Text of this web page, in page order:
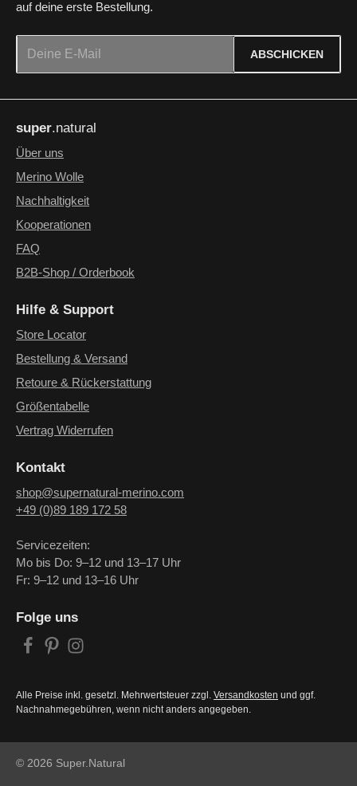
auf deine erste Bestellung.
ABSCHICKEN
genommen und die
einverstanden.
Die mit einem Stern (*) markierten Felder sind Pflichtfelder.
Folge uns
Alle Preise inkl. gesetzl. Mehrwertsteuer zzgl. Versandkosten und ggf.
Nachnahmegebühren, wenn nicht anders angegeben.
super.natural
Über uns
Merino Wolle
Nachhaltigkeit
Kooperationen
FAQ
B2B-Shop / Orderbook
Hilfe & Support
Store Locator
Bestellung & Versand
Retoure & Rückerstattung
Größentabelle
Vertrag Widerrufen
Kontakt
shop@supernatural-merino.com
+49 (0)89 189 172 58
Servicezeiten:
Mo bis Do: 9–12 und 13–17 Uhr
Fr: 9–12 und 13–16 Uhr
© 2026 Super.Natural